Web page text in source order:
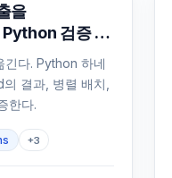
을
검증 절
긴다. Python 하네
결과, 병렬 배치,
한다.
+3